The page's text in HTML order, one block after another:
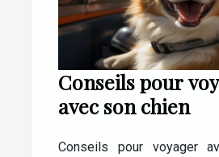
Conseils pour
avec son chien
Conseils pour voyager